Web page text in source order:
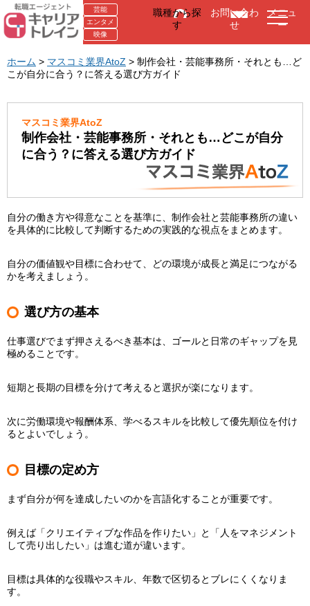
芸能
エンタメ
映像
職種から探
す
お問い合わ
せ
メニュ
ー
ホーム > マスコミ業界AtoZ > 制作会社・芸能事務所・それとも…ど
こが自分に合う？に答える選び方ガイド
マスコミ業界AtoZ
制作会社・芸能事務所・それとも…どこが自分
に合う？に答える選び方ガイド
自分の働き方や得意なことを基準に、制作会社と芸能事務所の違い
を具体的に比較して判断するための実践的な視点をまとめます。
自分の価値観や目標に合わせて、どの環境が成長と満足につながる
かを考えましょう。
選び方の基本
仕事選びでまず押さえるべき基本は、ゴールと日常のギャップを見
極めることです。
短期と長期の目標を分けて考えると選択が楽になります。
次に労働環境や報酬体系、学べるスキルを比較して優先順位を付け
るとよいでしょう。
目標の定め方
まず自分が何を達成したいのかを言語化することが重要です。
例えば「クリエイティブな作品を作りたい」と「人をマネジメント
して売り出したい」は進む道が違います。
目標は具体的な役職やスキル、年数で区切るとブレにくくなりま
す。